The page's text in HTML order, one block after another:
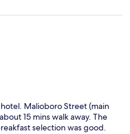
Malioboro Street (main
15 mins walk away. The
selection was good.